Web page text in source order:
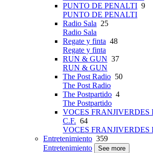
PUNTO DE PENALTI 9
PUNTO DE PENALTI
Radio Sala 25
Radio Sala
Regate y finta 48
Regate y finta
RUN & GUN 37
RUN & GUN
The Post Radio 50
The Post Radio
The Postpartido 4
The Postpartido
VOCES FRANJIVERDES
C.F. 64
VOCES FRANJIVERDES
Entretenimiento 359
Entretenimiento
See more